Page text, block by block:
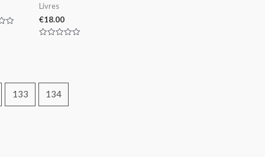
Livres
€18.00
133 134